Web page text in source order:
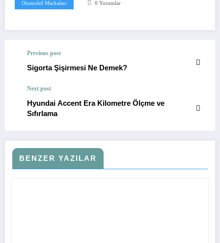
Otomobil Markaları 0 Yorumlar
Previous post
Sigorta Şişirmesi Ne Demek?
Next post
Hyundai Accent Era Kilometre Ölçme ve
Sıfırlama
BENZER YAZILAR